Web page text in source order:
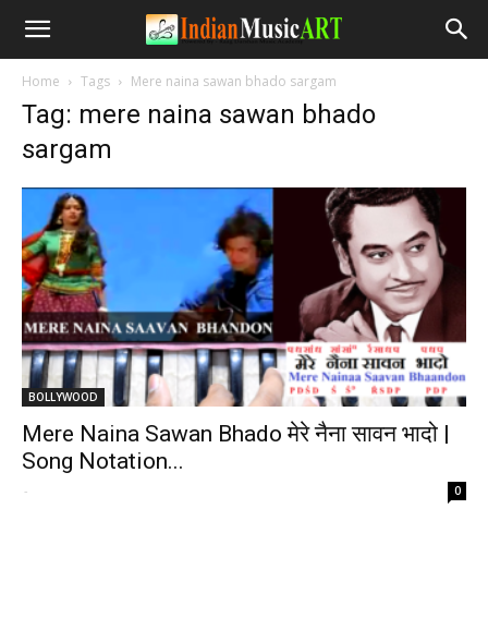
Home Tags Mere naina sawan bhado sargam
Tag: mere naina sawan bhado
sargam
BOLLYWOOD
Mere Naina Sawan Bhado मेरे नैना सावन भादो |
Song Notation...
- 0